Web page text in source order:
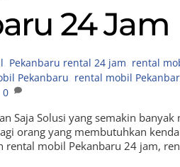
24 Jam
Pekanbaru rental 24 jam rental
Pekanbaru rental mobil
0
Saja Solusi yang semakin
orang yang membutuhkan
rental mobil Pekanbaru 24 jam,